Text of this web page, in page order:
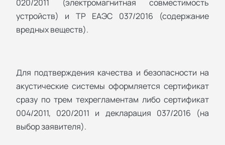
020/2011 (электромагнитная совместимость
устройств) и ТР ЕАЭС 037/2016 (содержание
вредных веществ).
Для подтверждения качества и безопасности на
акустические системы оформляется сертификат
сразу по трем техрегламентам либо сертификат
004/2011, 020/2011 и декларация 037/2016 (на
выбор заявителя).